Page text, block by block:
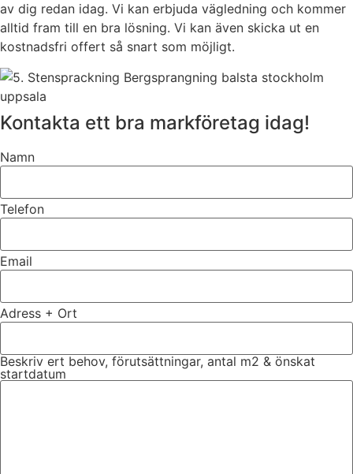
av dig redan idag. Vi kan erbjuda vägledning och kommer
alltid fram till en bra lösning. Vi kan även skicka ut en
kostnadsfri offert så snart som möjligt.
Kontakta ett bra markföretag idag!
Namn
Telefon
Email
Adress + Ort
Beskriv ert behov, förutsättningar, antal m2 & önskat
startdatum